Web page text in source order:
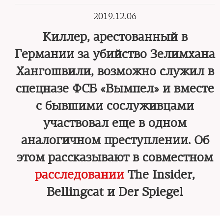
2019.12.06
Киллер, арестованный в
Германии за убийство Зелимхана
Хангошвили, возможно служил в
спецназе ФСБ «Вымпел» и вместе
с бывшими сослуживцами
участвовал еще в одном
аналогичном преступлении. Об
этом рассказывают в совместном
расследовании The Insider,
Bellingcat и Der Spiegel